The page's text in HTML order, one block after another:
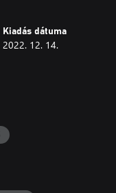
Kiadás dátuma
2022. 12. 14.